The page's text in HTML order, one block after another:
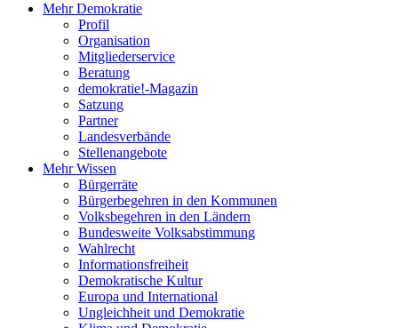
Mehr Demokratie
Profil
Organisation
Mitgliederservice
Beratung
demokratie!-Magazin
Satzung
Partner
Landesverbände
Stellenangebote
Mehr Wissen
Bürgerräte
Bürgerbegehren in den Kommunen
Volksbegehren in den Ländern
Bundesweite Volksabstimmung
Wahlrecht
Informationsfreiheit
Demokratische Kultur
Europa und International
Ungleichheit und Demokratie